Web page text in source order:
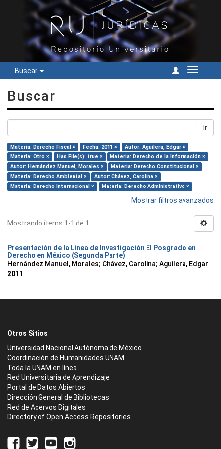
Buscar
Cambiar
Buscar
Ir
Materia: Derecho Fiscal × Fecha: 2011 ×
Autor: Aguilera, Edgar ×
Materia: Otro ×
Has File(s): true ×
Materia: Derecho de la Información ×
Autor: Hernández Manuel, Morales ×
Materia: Derecho Constitucional ×
Materia: Derecho Ambiental ×
Autor: Chávez, Carolina ×
Materia: Derecho Internacional ×
Materia: Derecho Administrativo ×
Mostrar filtros avanzados
Mostrando ítems 1-1 de 1
Presentación de la Línea de Investigación El Posgrado en
Derecho en México (Segunda Parte)
Hernández Manuel, Morales; Chávez, Carolina; Aguilera, Edgar
2011
Otros Sitios
Universidad Nacional Autónoma de México
Coordinación de Humanidades UNAM
Toda la UNAM en línea
Red Universitaria de Aprendizaje
Portal de Datos Abiertos
Dirección General de Bibliotecas
Red de Acervos Digitales
Directory of Open Access Repositories